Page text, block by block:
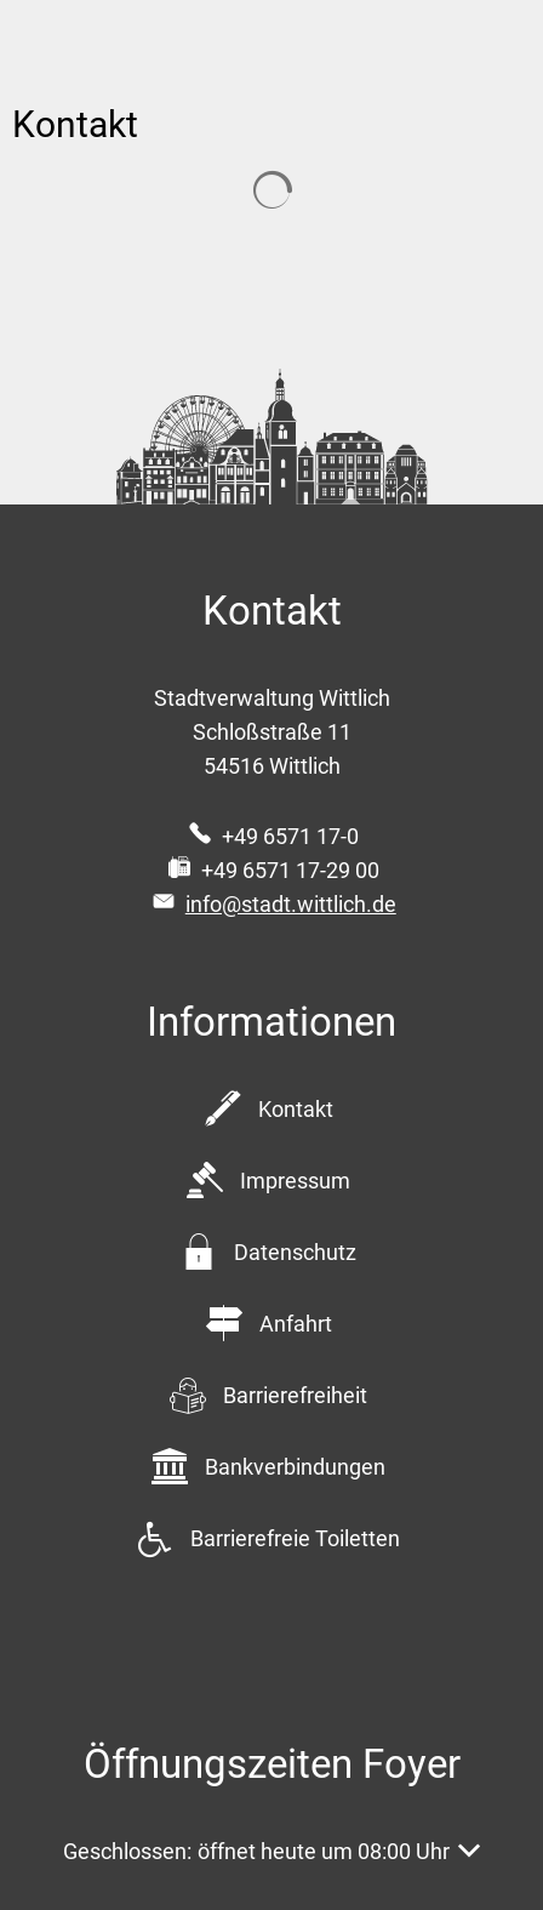
Kontakt
Kontakt
Stadtverwaltung Wittlich
Schloßstraße 11
54516 Wittlich
+49 6571 17-0
+49 6571 17-29 00
info@stadt.wittlich.de
Informationen
Kontakt
Impressum
Datenschutz
Anfahrt
Barrierefreiheit
Bankverbindungen
Barrierefreie Toiletten
Öffnungszeiten Foyer
Klicken, um weitere Öffnungs- oder Schließzeiten
Geschlossen: öffnet heute um 08:00 Uhr